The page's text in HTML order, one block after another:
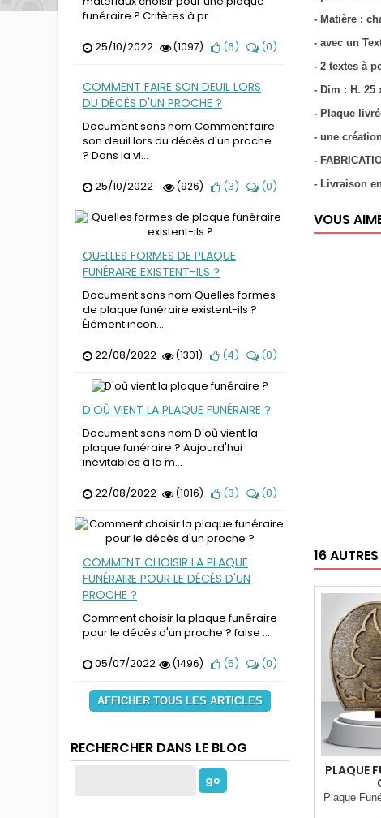
funéraire ? Critères à pr...
25/10/2022
(1097) (6) (0)
COMMENT FAIRE SON DEUIL LORS
DU DÉCÈS D'UN PROCHE ?
Document sans nom Comment faire
son deuil lors du décès d'un proche
? Dans la vi...
25/10/2022
(926) (3) (0)
QUELLES FORMES DE PLAQUE
FUNÉRAIRE EXISTENT-ILS ?
Document sans nom Quelles formes
de plaque funéraire existent-ils ?
Élément incon...
22/08/2022
(1301) (4) (0)
D'OÙ VIENT LA PLAQUE FUNÉRAIRE ?
Document sans nom D'où vient la
plaque funéraire ? Aujourd'hui
inévitables à la m...
22/08/2022
(1016) (3) (0)
COMMENT CHOISIR LA PLAQUE
FUNÉRAIRE POUR LE DÉCÈS D'UN
PROCHE ?
Comment choisir la plaque funéraire
pour le décès d'un proche ? false ...
05/07/2022
(1496) (5) (0)
AFFICHER TOUS LES ARTICLES
RECHERCHER DANS LE BLOG
- Matière :
- avec un
- 2 textes à
- Dim : H. 25
- Plaque
- une
-
- Livraison
VOUS
16
PLAQUE
Plaque